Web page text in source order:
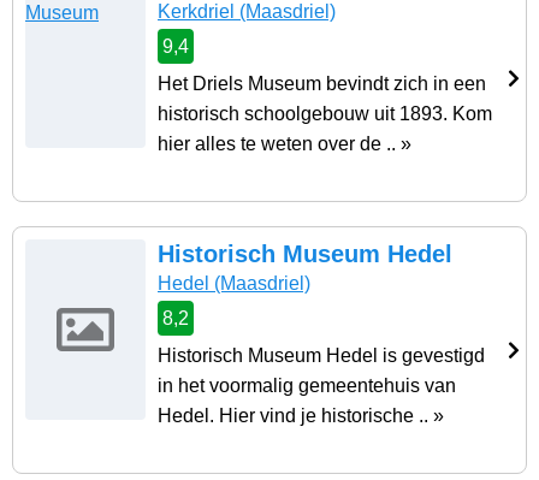
Kerkdriel (Maasdriel)
9,4
Het Driels Museum bevindt zich in een
historisch schoolgebouw uit 1893. Kom
hier alles te weten over de .. »
Historisch Museum Hedel
Hedel (Maasdriel)
8,2
Historisch Museum Hedel is gevestigd
in het voormalig gemeentehuis van
Hedel. Hier vind je historische .. »